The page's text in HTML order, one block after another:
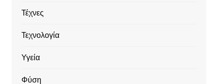
Τέχνες
Τεχνολογία
Υγεία
Φύση